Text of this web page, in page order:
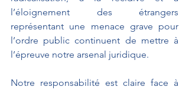
l’éloignement des étrangers
représentant une menace grave pour
l’ordre public continuent de mettre à
l’épreuve notre arsenal juridique.
Notre responsabilité est claire face à